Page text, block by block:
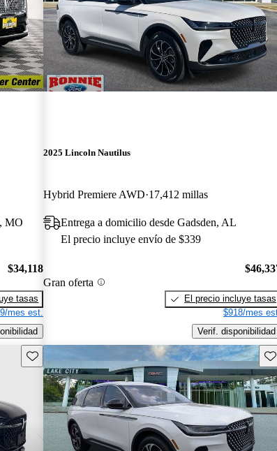
MO
$34,118
tasas
mes est.
2025 Lincoln Nautilus
Hybrid Premiere AWD 17,412 millas
Entrega a domicilio desde Gadsden, AL
El precio incluye envío de $339
Gran oferta
El precio incluye tasas
$918/mes
Verif. disponibilidad
Guarda este Aviso